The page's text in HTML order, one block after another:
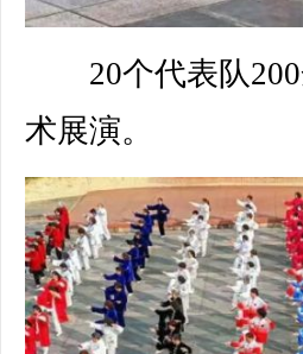
20个代表队200
术展演。